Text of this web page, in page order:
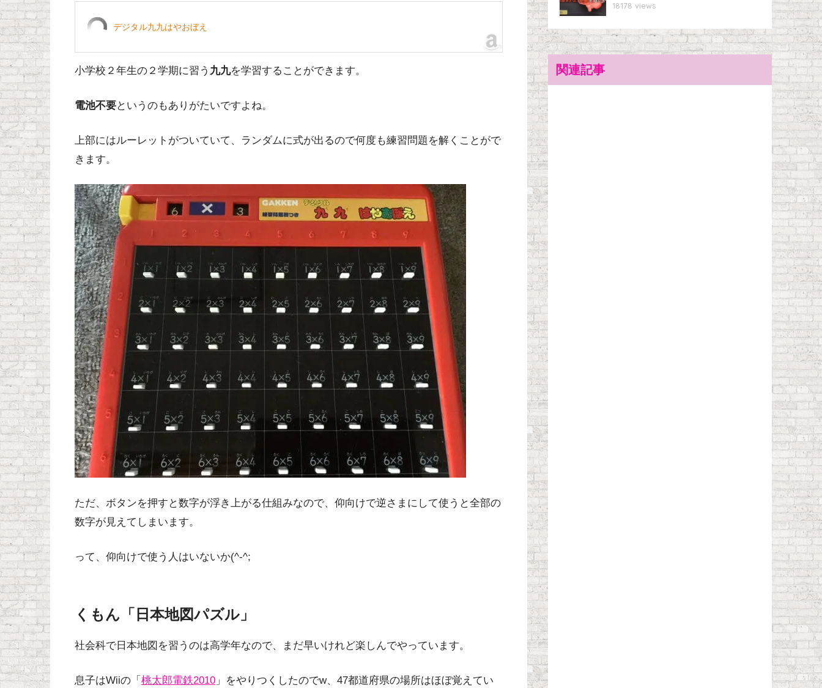
デジタル九九はやおぼえ
小学校２年生の２学期に習う 九九を学習することができます。
電池不要というのもありがたいですよね。
上部にはルーレットがついていて、ランダムに式が出るので何度も練習問題を解くことがで
きます。
ただ、ボタンを押すと数字が浮き上がる仕組みなので、仰向けで逆さまにして使うと全部の
数字が見えてしまいます。
って、仰向けで使う人はいないか(^-^;
くもん「日本地図パズル」
社会科で日本地図を習うのは高学年なので、まだ早いけれど楽しんでやっています。
息子はWiiの「 桃太郎電鉄2010 」をやりつくしたのでw、47都道府県の場所はほぼ覚えてい
18178 views
関連記事